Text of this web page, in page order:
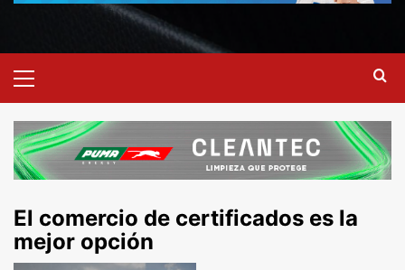
El comercio de certificados es la
mejor opción